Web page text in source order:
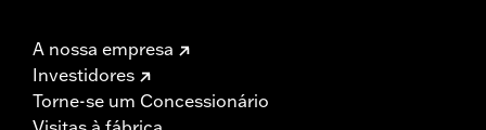
A nossa empresa
Investidores
Torne-se um Concessionário